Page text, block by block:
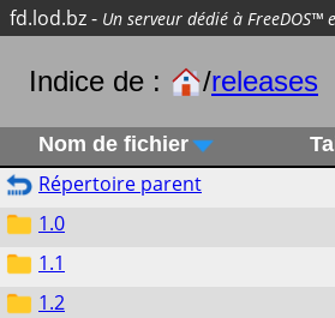
fd.lod.bz- Un serveur dédié à FreeDOS™
Indice de : /releases
Nom de fichier
Répertoire parent
1.0
1.1
1.2